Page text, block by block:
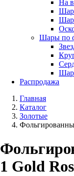
На
Шары по
Шар
Распродажа
Главная
Каталог
Золотые
1 Gold